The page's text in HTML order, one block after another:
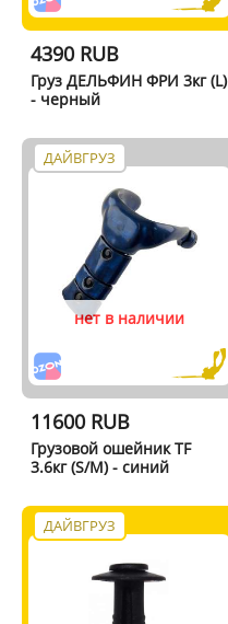
4390 RUB
Груз ДЕЛЬФИН ФРИ 3кг (L)
- черный
ДАЙВГРУЗ
нет в наличии
11600 RUB
Грузовой ошейник TF
3.6кг (S/M) - синий
ДАЙВГРУЗ